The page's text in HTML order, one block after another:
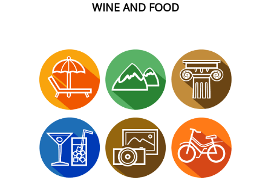
WINE AND FOOD